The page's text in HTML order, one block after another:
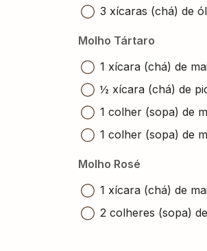
3 xícaras (chá) de
Molho Tártaro
1 xícara (chá) de
½ xícara (chá) de
1 colher (sopa) de
1 colher (sopa) de
Molho Rosé
1 xícara (chá) de
2 colheres (sopa)